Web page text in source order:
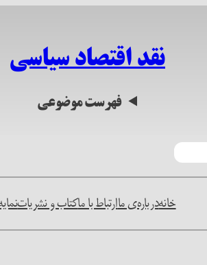
نقد اقتصاد سیاسی
فهرست موضوعی
خانهدرباره‌ی ماارتباط با ماکتاب و نشریات